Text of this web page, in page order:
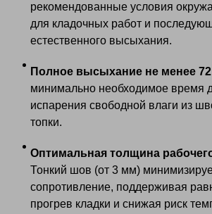
рекомендованные условия
для кладочных работ и
естественного высыхания.
Полное высыхание не менее 72
минимально необходимое время
испарения свободной влаги из
топки.
Оптимальная толщина
Тонкий шов (от 3 мм)
сопротивление, поддерживая
прогрев кладки и снижая риск